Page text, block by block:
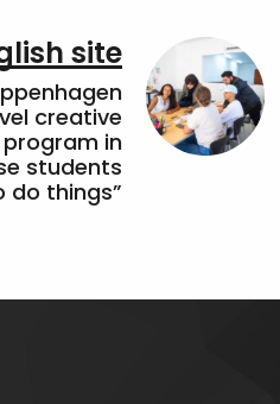
site
creative
in
students
do things”